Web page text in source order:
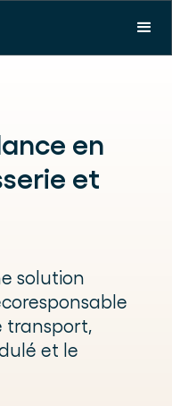
en
et
solution
transport,
et le